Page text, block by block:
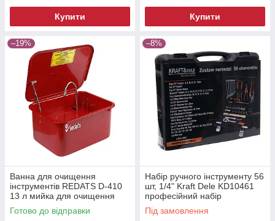
Купити Купити
–19%
Ванна для очищення
інструментів REDATS D-410
13 л мийка для очищення
деталей мийна ванна для
майстерні
Готово до відправки
–8%
Набір ручного інструменту 56
шт, 1/4" Kraft Dele KD10461
професійний набір
інструментів
Під замовлення